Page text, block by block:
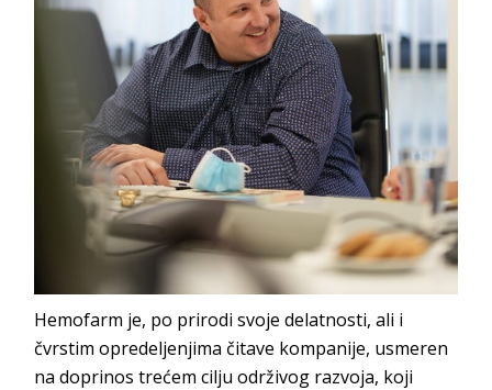
Hemofarm je, po prirodi svoje delatnosti, ali i
čvrstim opredeljenjima čitave kompanije, usmeren
na doprinos trećem cilju održivog razvoja, koji